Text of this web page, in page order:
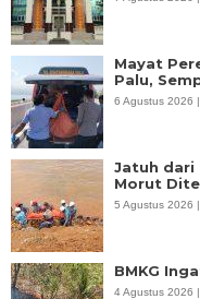
Mayat
Palu,
6 Agustus 2026
Jatuh dari
Morut
5 Agustus 2026
BMKG
4 Agustus 2026